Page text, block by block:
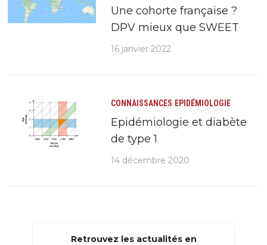
Une cohorte française ?
DPV mieux que SWEET
16 janvier 2022
CONNAISSANCES EPIDÉMIOLOGIE
Epidémiologie et diabète
de type 1
14 décembre 2020
Retrouvez les actualités en